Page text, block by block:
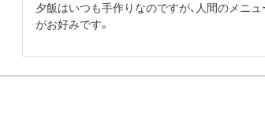
夕飯はいつも手作りなのですが、人間のメニ
がお好みです。